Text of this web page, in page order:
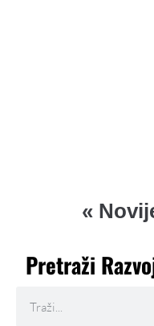
«
Pretraži